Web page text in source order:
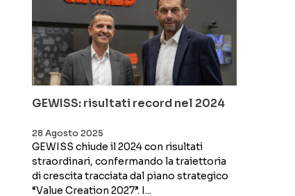
GEWISS: risultati record nel 2024
28 Agosto 2025
GEWISS chiude il 2024 con risultati
straordinari, confermando la traiettoria
di crescita tracciata dal piano strategico
“Value Creation 2027”. I...